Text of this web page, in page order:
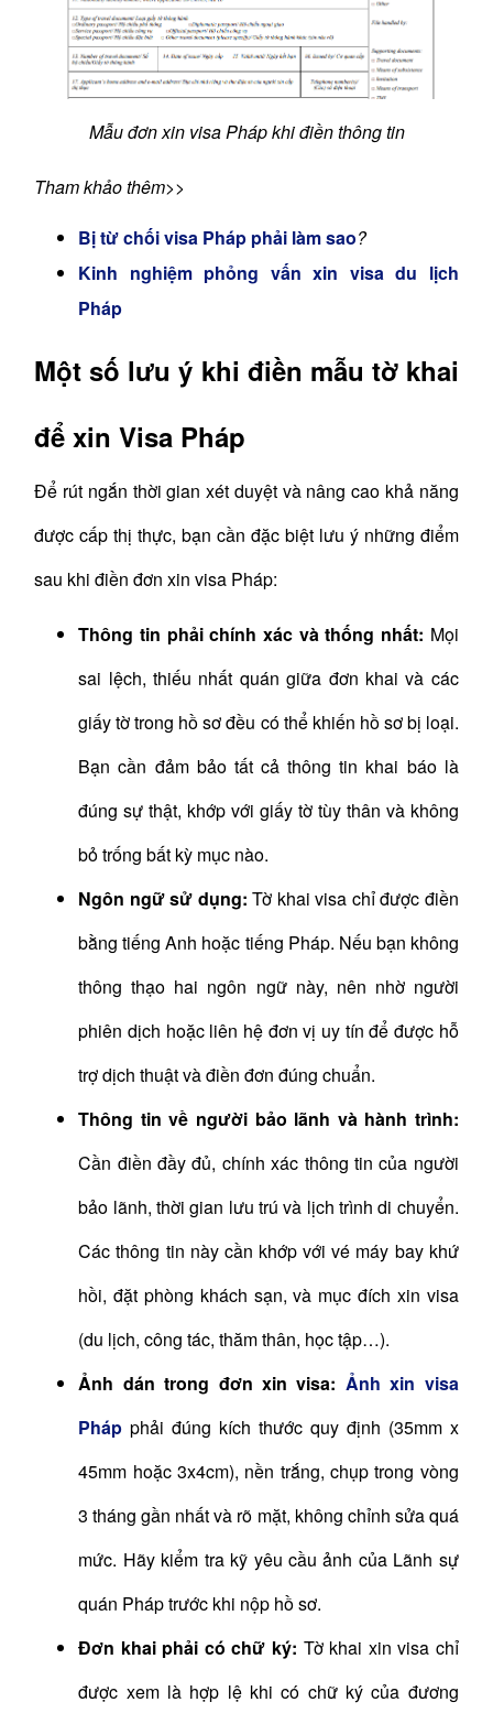
Mẫu đơn xin visa Pháp khi điền thông tin
Tham khảo thêm>>
Bị từ chối visa Pháp phải làm sao?
Kinh nghiệm phỏng vấn xin visa du lịch
Pháp
Một số lưu ý khi điền mẫu tờ khai
để xin Visa Pháp
Để rút ngắn thời gian xét duyệt và nâng cao khả năng
được cấp thị thực, bạn cần đặc biệt lưu ý những điểm
sau khi điền đơn xin visa Pháp:
Thông tin phải chính xác và thống nhất: Mọi
sai lệch, thiếu nhất quán giữa đơn khai và các
giấy tờ trong hồ sơ đều có thể khiến hồ sơ bị loại.
Bạn cần đảm bảo tất cả thông tin khai báo là
đúng sự thật, khớp với giấy tờ tùy thân và không
bỏ trống bất kỳ mục nào.
Ngôn ngữ sử dụng:Tờ khai visa chỉ được điền
bằng tiếng Anh hoặc tiếng Pháp. Nếu bạn không
thông thạo hai ngôn ngữ này, nên nhờ người
phiên dịch hoặc liên hệ đơn vị uy tín để được hỗ
trợ dịch thuật và điền đơn đúng chuẩn.
Thông tin về người bảo lãnh và hành trình:
Cần điền đầy đủ, chính xác thông tin của người
bảo lãnh, thời gian lưu trú và lịch trình di chuyển.
Các thông tin này cần khớp với vé máy bay khứ
hồi, đặt phòng khách sạn, và mục đích xin visa
(du lịch, công tác, thăm thân, học tập…).
Ảnh dán trong đơn xin visa: Ảnh xin visa
Pháp phải đúng kích thước quy định (35mm x
45mm hoặc 3x4cm), nền trắng, chụp trong vòng
3 tháng gần nhất và rõ mặt, không chỉnh sửa quá
mức. Hãy kiểm tra kỹ yêu cầu ảnh của Lãnh sự
quán Pháp trước khi nộp hồ sơ.
Đơn khai phải có chữ ký: Tờ khai xin visa chỉ
được xem là hợp lệ khi có chữ ký của đương